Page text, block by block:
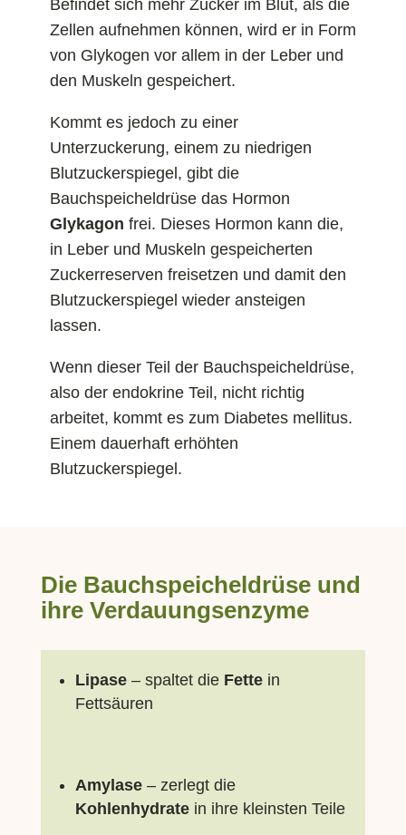
Befindet sich mehr Zucker im Blut, als die
Zellen aufnehmen können, wird er in Form
von Glykogen vor allem in der Leber und
den Muskeln gespeichert.
Kommt es jedoch zu einer
Unterzuckerung, einem zu niedrigen
Blutzuckerspiegel, gibt die
Bauchspeicheldrüse das Hormon
Glykagon frei. Dieses Hormon kann die,
in Leber und Muskeln gespeicherten
Zuckerreserven freisetzen und damit den
Blutzuckerspiegel wieder ansteigen
lassen.
Wenn dieser Teil der Bauchspeicheldrüse,
also der endokrine Teil, nicht richtig
arbeitet, kommt es zum Diabetes mellitus.
Einem dauerhaft erhöhten
Blutzuckerspiegel.
Die Bauchspeicheldrüse und
ihre Verdauungsenzyme
Lipase– spaltet die Fettein
Fettsäuren
Amylase– zerlegt die
Kohlenhydratein ihre kleinsten Teile